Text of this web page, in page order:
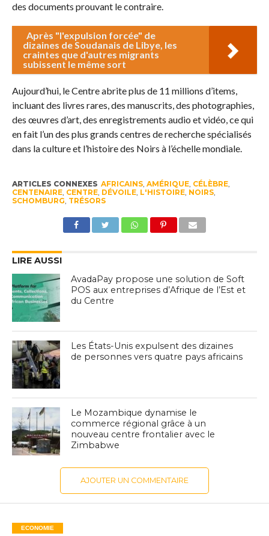
des documents prouvant le contraire.
Après "l'expulsion forcée" de
dizaines de Soudanais de Libye, les
craintes que d'autres migrants
subissent le même sort
Aujourd’hui, le Centre abrite plus de 11 millions d’items,
incluant des livres rares, des manuscrits, des photographies,
des œuvres d’art, des enregistrements audio et vidéo, ce qui
en fait l’un des plus grands centres de recherche spécialisés
dans la culture et l’histoire des Noirs à l’échelle mondiale.
ARTICLES CONNEXES AFRICAINS, AMÉRIQUE, CÉLÈBRE,
CENTENAIRE, CENTRE, DÉVOILE, L'HISTOIRE, NOIRS,
SCHOMBURG, TRÉSORS
LIRE AUSSI
AvadaPay propose une solution de Soft
POS aux entreprises d’Afrique de l’Est et
du Centre
Les États-Unis expulsent des dizaines
de personnes vers quatre pays africains
Le Mozambique dynamise le
commerce régional grâce à un
nouveau centre frontalier avec le
Zimbabwe
AJOUTER UN COMMENTAIRE
ECONOMIE